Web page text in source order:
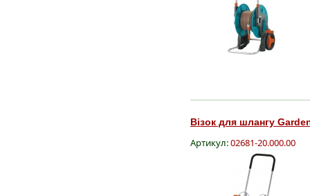
Візок для шлангу
Артикул:02681-20.000.00